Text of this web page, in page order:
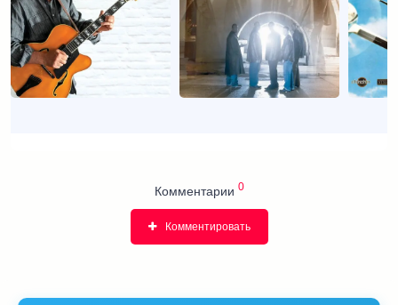
Комментарии 0
Комментировать